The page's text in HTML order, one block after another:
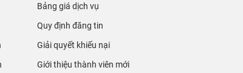
Bảng giá dịch vụ
Quy định đăng tin
Giải quyết khiếu nại
Giới thiệu thành viên mới